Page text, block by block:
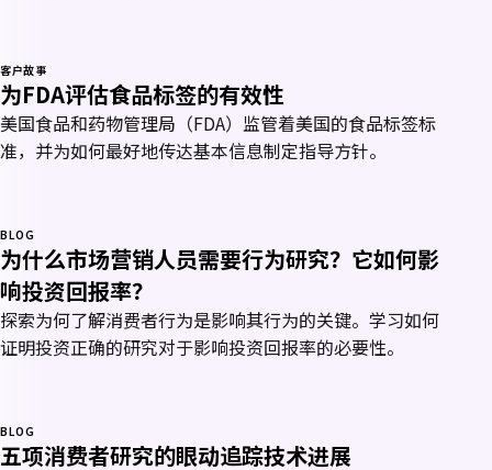
客户故事
为FDA评估食品标签的有效性
美国食品和药物管理局（FDA）监管着美国的食品标签标
准，并为如何最好地传达基本信息制定指导方针。
BLOG
为什么市场营销人员需要行为研究？它如何影
响投资回报率？
探索为何了解消费者行为是影响其行为的关键。学习如何
证明投资正确的研究对于影响投资回报率的必要性。
BLOG
五项消费者研究的眼动追踪技术进展